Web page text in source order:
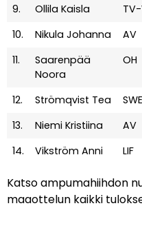
9.
Ollila Kaisla
10.
Nikula Johanna AV
11.
Saarenpää
Noora
OH
12. Strömqvist Tea SWE
13.
Niemi Kristiina AV
14.
Vikström Anni LIF
Katso ampumahiihdon
maaottelun kaikki